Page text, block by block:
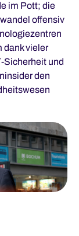
im Pott; die
offensiv
dank vieler
Sicherheit und
den